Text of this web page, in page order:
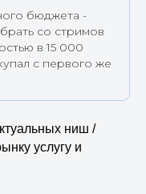
бюджета -
со стримов
в 15 000
с первого же
ниш /
услугу и